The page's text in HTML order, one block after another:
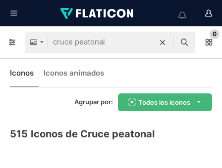
0
Iconos Iconos animados
Agrupar por: Todos los iconos
515 Iconos de Cruce peatonal